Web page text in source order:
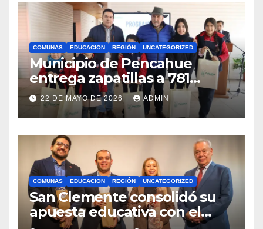
COMUNAS EDUCACION REGIÓN UNCATEGORIZED
Municipio de Pencahue
entrega zapatillas a 781
estudiantes con recursos del
Royalty Minero
22 DE MAYO DE 2026 ADMIN
COMUNAS EDUCACION REGIÓN UNCATEGORIZED
San Clemente consolidó su
apuesta educativa con el